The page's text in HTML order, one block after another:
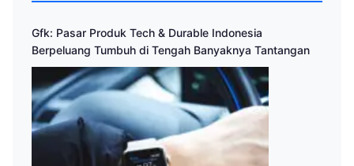
Gfk: Pasar Produk Tech & Durable Indonesia
Berpeluang Tumbuh di Tengah Banyaknya Tantangan